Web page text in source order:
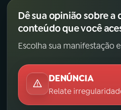
Dê sua opinião sobre a
conteúdo que você
Escolha sua manifestação
DENÚNCIA
Relate